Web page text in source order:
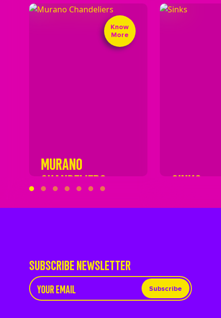
MURANO
CHANDELIERS
Know
More
SINKS
SUBSCRIBE NEWSLETTER
Subscribe